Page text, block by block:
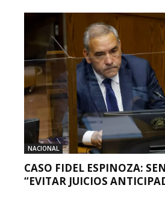
NACIONAL
CASO FIDEL ESPINOZA:
“EVITAR JUICIOS